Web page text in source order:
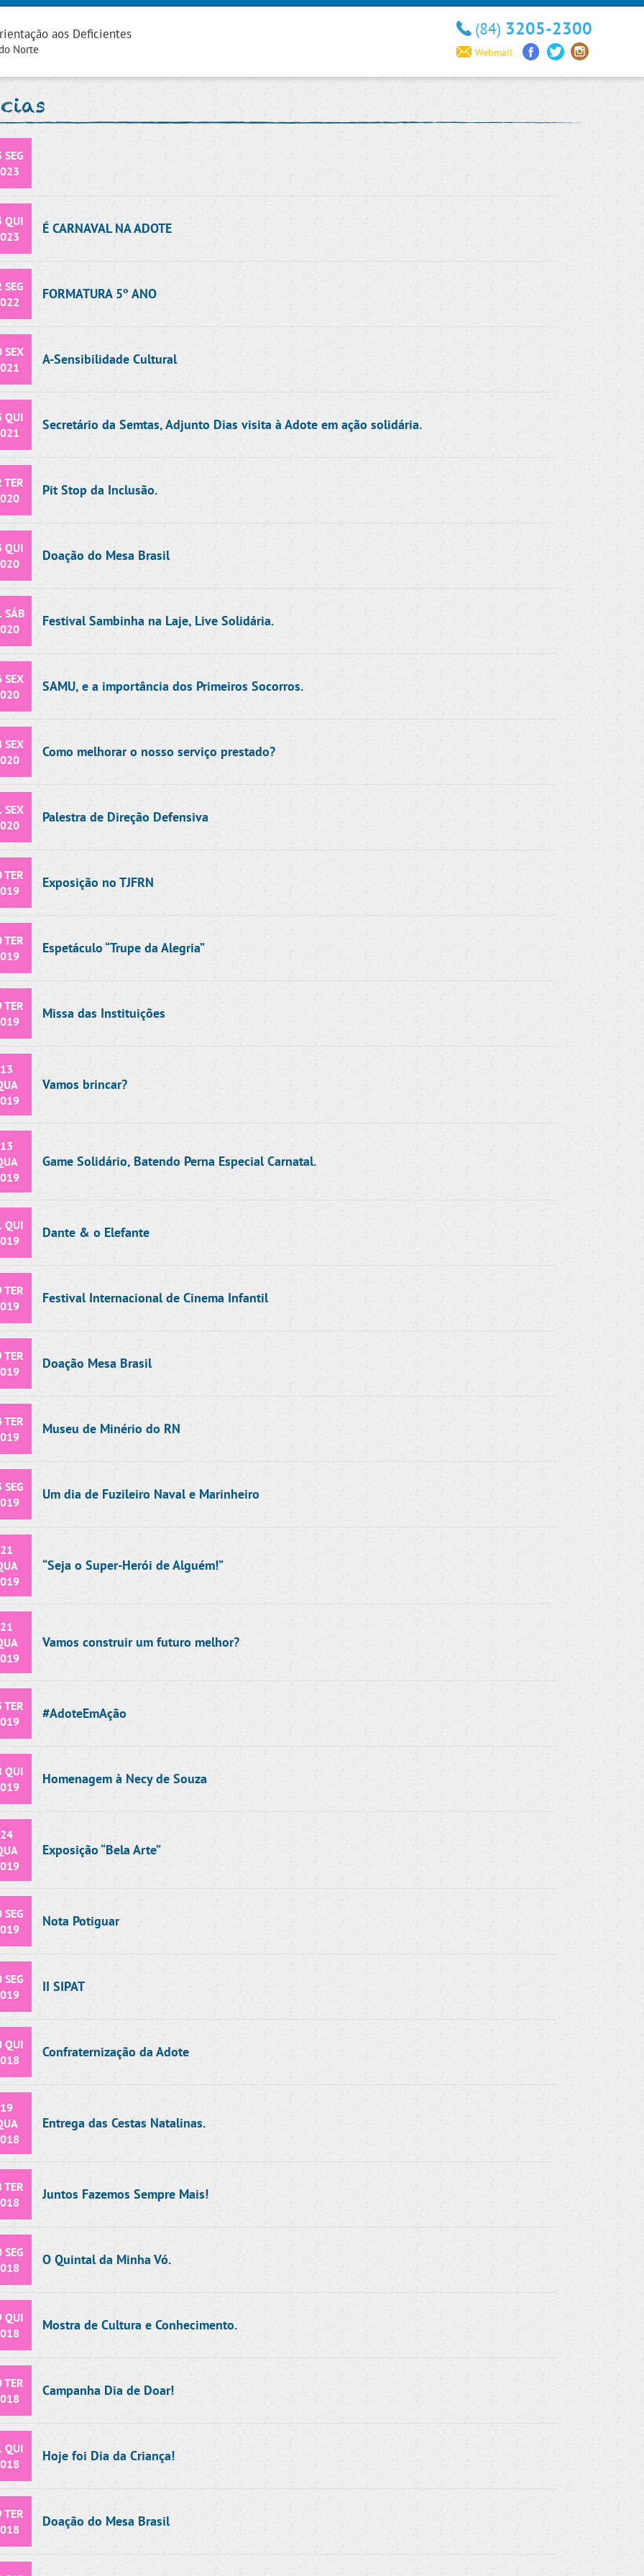
aos Deficientes
Norte
(84) 3205-2300
Webmail
Primeiros
Socorros.
SEG
QUI
É CARNAVAL NA ADOTE
SEG
FORMATURA 5º ANO
SEX
A-Sensibilidade Cultural
QUI
Secretário da Semtas, Adjunto Dias visita à Adote em ação solidária.
TER
Pit Stop da Inclusão.
QUI
Doação do Mesa Brasil
SÁB
Festival Sambinha na Laje, Live Solidária.
SEX
SAMU, e a importância dos Primeiros Socorros.
SEX
Como melhorar o nosso serviço prestado?
SEX
Palestra de Direção Defensiva
TER
Exposição no TJFRN
TER
Espetáculo “Trupe da Alegria”
TER
Missa das Instituições
13
Vamos brincar?
13
Game Solidário, Batendo Perna Especial Carnatal.
QUI
Dante & o Elefante
TER
Festival Internacional de Cinema Infantil
TER
Doação Mesa Brasil
TER
Museu de Minério do RN
SEG
Um dia de Fuzileiro Naval e Marinheiro
21
“Seja o Super-Herói de Alguém!”
21
Vamos construir um futuro melhor?
TER
#AdoteEmAção
QUI
Homenagem à Necy de Souza
24
Exposição “Bela Arte”
SEG
Nota Potiguar
SEG
II SIPAT
QUI
Confraternização da Adote
19
Entrega das Cestas Natalinas.
TER
Juntos Fazemos Sempre Mais!
SEG
O Quintal da Minha Vó.
QUI
Mostra de Cultura e Conhecimento.
TER
Campanha Dia de Doar!
QUI
Hoje foi Dia da Criança!
TER
Doação do Mesa Brasil